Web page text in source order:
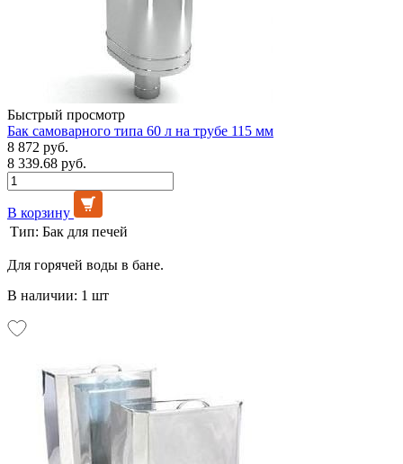
Быстрый просмотр
Бак самоварного типа 60 л на трубе 115 мм
8 872 руб.
8 339.68 руб.
В корзину
Тип: Бак для печей
Для горячей воды в бане.
В наличии: 1 шт